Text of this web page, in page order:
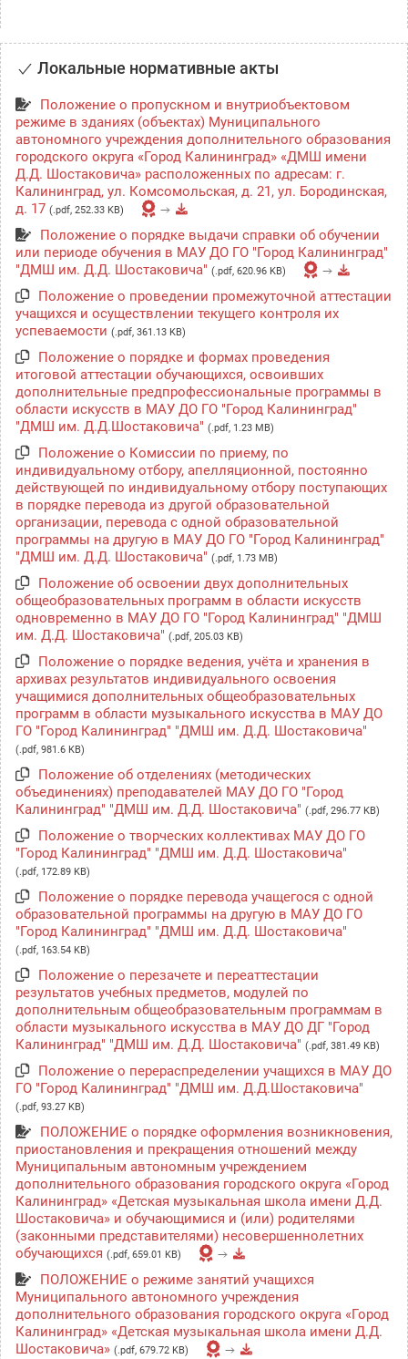
Локальные нормативные акты
Положение о пропускном и внутриобъектовом
режиме в зданиях (объектах) Муниципального
автономного учреждения дополнительного образования
городского округа «Город Калининград» «ДМШ имени
Д.Д. Шостаковича» расположенных по адресам: г.
Калининград, ул. Комсомольская, д. 21, ул. Бородинская,
д. 17 (.pdf, 252.33 KB)
Положение о порядке выдачи справки об обучении
или периоде обучения в МАУ ДО ГО "Город Калининград"
"ДМШ им. Д.Д. Шостаковича" (.pdf, 620.96 KB)
Положение о проведении промежуточной аттестации
учащихся и осуществлении текущего контроля их
успеваемости (.pdf, 361.13 KB)
Положение о порядке и формах проведения
итоговой аттестации обучающихся, освоивших
дополнительные предпрофессиональные программы в
области искусств в МАУ ДО ГО "Город Калининград"
"ДМШ им. Д.Д.Шостаковича" (.pdf, 1.23 MB)
Положение о Комиссии по приему, по
индивидуальному отбору, апелляционной, постоянно
действующей по индивидуальному отбору поступающих
в порядке перевода из другой образовательной
организации, перевода с одной образовательной
программы на другую в МАУ ДО ГО "Город Калининград"
"ДМШ им. Д.Д. Шостаковича" (.pdf, 1.73 MB)
Положение об освоении двух дополнительных
общеобразовательных программ в области искусств
одновременно в МАУ ДО ГО "Город Калининград" "ДМШ
им. Д.Д. Шостаковича" (.pdf, 205.03 KB)
Положение о порядке ведения, учёта и хранения в
архивах результатов индивидуального освоения
учащимися дополнительных общеобразовательных
программ в области музыкального искусства в МАУ ДО
ГО "Город Калининград" "ДМШ им. Д.Д. Шостаковича"
(.pdf, 981.6 KB)
Положение об отделениях (методических
объединениях) преподавателей МАУ ДО ГО "Город
Калининград" "ДМШ им. Д.Д. Шостаковича" (.pdf, 296.77 KB)
Положение о творческих коллективах МАУ ДО ГО
"Город Калининград" "ДМШ им. Д.Д. Шостаковича"
(.pdf, 172.89 KB)
Положение о порядке перевода учащегося с одной
образовательной программы на другую в МАУ ДО ГО
"Город Калининград" "ДМШ им. Д.Д. Шостаковича"
(.pdf, 163.54 KB)
Положение о перезачете и переаттестации
результатов учебных предметов, модулей по
дополнительным общеобразовательным программам в
области музыкального искусства в МАУ ДО ДГ "Город
Калининград" "ДМШ им. Д.Д. Шостаковича" (.pdf, 381.49 KB)
Положение о перераспределении учащихся в МАУ ДО
ГО "Город Калининград" "ДМШ им. Д.Д.Шостаковича"
(.pdf, 93.27 KB)
ПОЛОЖЕНИЕ о порядке оформления возникновения,
приостановления и прекращения отношений между
Муниципальным автономным учреждением
дополнительного образования городского округа «Город
Калининград» «Детская музыкальная школа имени Д.Д.
Шостаковича» и обучающимися и (или) родителями
(законными представителями) несовершеннолетних
обучающихся (.pdf, 659.01 KB)
ПОЛОЖЕНИЕ о режиме занятий учащихся
Муниципального автономного учреждения
дополнительного образования городского округа «Город
Калининград» «Детская музыкальная школа имени Д.Д.
Шостаковича» (.pdf, 679.72 KB)